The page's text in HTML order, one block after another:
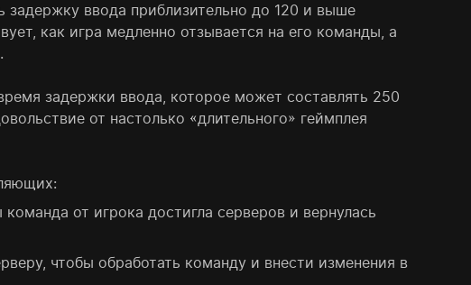
ввода приблизительно до 120 и выше
как игра медленно отзывается на его команды, а
задержки ввода, которое может составлять 250
от настолько «длительного» геймплея
от игрока достигла серверов и вернулась
чтобы обработать команду и внести изменения в